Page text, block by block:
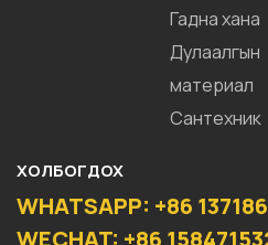
Гадна хана
Дулаалгын
материал
Сантехник
ХОЛБОГДОХ
WHATSAPP: +86